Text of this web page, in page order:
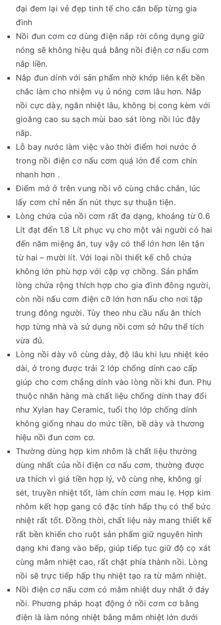
đại đem lại vẻ đẹp tinh tế cho căn bếp từng gia
đình
Nồi đun cơm cơ dùng điện nắp rời công dụng giữ
nóng sẽ không hiệu quả bằng nồi điện cơ nấu cơm
nắp liền.
Nắp đun dính với sản phẩm nhờ khớp liên kết bền
chắc làm cho nhiệm vụ ủ nóng cơm lâu hơn. Nắp
nồi cực dày, ngăn nhiệt lâu, không bị cong kèm với
gioăng cao su sạch mùi bao sát lòng nồi lúc đậy
nắp.
Lỗ bay nước làm việc vào thời điểm hơi nước ở
trong nồi điện cơ nấu cơm quá lớn để cơm chín
nhanh hơn .
Điểm mở ở trên vung nồi vô cùng chắc chắn, lúc
lấy cơm chỉ nên ấn nút thực sự thuận tiện.
Lòng chứa của nồi cơm rất đa dạng, khoảng từ 0.6
Lít đạt đến 1.8 Lít phục vụ cho một vài người có hai
đến năm miệng ăn, tuy vậy có thể lớn hơn lên tận
từ hai – mười lít. Với loại nồi thiết kế chỗ chứa
không lớn phù hợp với cặp vợ chồng. Sản phẩm
lòng chứa rộng thích hợp cho gia đình đông người,
còn nồi nấu cơm điện cỡ lớn hơn nấu cho nơi tập
trung đông người. Tùy theo nhu cầu nấu ăn thích
hợp từng nhà và sử dụng nồi cơm sở hữu thể tích
vừa đủ.
Lòng nồi dày vô cùng dày, độ lâu khi lưu nhiệt kéo
dài, ở trong được trải 2 lớp chống dính cao cấp
giúp cho cơm chẳng dính vào lòng nồi khi đun. Phụ
thuộc nhãn hàng mà chất liệu chống dính thay đổi
như Xylan hay Ceramic, tuổi thọ lớp chống dính
không giống nhau do mức tiền, bề dày và thương
hiệu nồi đun cơm cơ.
Thường dùng hợp kim nhôm là chất liệu thường
dùng nhất của nồi điện cơ nấu cơm, thường được
ưa thích vì giá tiền hợp lý, vô cùng nhẹ, không gỉ
sét, truyền nhiệt tốt, làm chín cơm mau lẹ. Hợp kim
nhôm kết hợp gang có đặc tính hấp thụ có thể bức
nhiệt rất tốt. Đồng thời, chất liệu này mang thiết kế
rất bền khiến cho ruột sản phẩm giữ nguyên hình
dạng khi đang vào bếp, giúp tiếp tục giữ độ cọ xát
cùng mâm nhiệt cao, rất chặt phía thành nồi. Lòng
nồi sẽ trực tiếp hấp thụ nhiệt tạo ra từ mâm nhiệt.
Nồi điện cơ nấu cơm có mâm nhiệt duy nhất ở đáy
nồi. Phương pháp hoạt động ở nồi cơm cơ bằng
điện là làm nóng nhiệt bằng mâm nhiệt lớn dưới